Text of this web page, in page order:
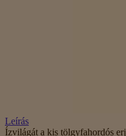
Leírás
Ízvilágát a kis tölgyfahordós